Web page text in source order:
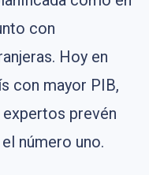
con
Hoy en
con mayor PIB,
expertos prevén
número uno.